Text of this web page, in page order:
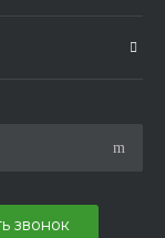
звонок